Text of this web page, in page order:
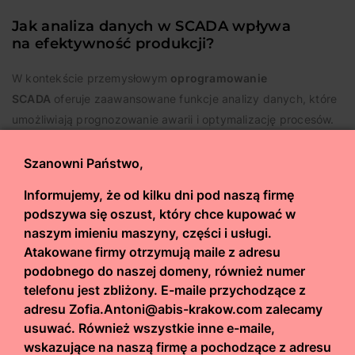
Jak analiza danych w SCADA wpływa
na efektywność produkcji?
W kontekście przemysłowym oprogramowanie
SCADA oferuje zaawansowane funkcje analizy danych, które
umożliwiają prognozowanie awarii i optymalizację procesów.
mogą podejmować lepsze decyzje dotyczące konserwacji
przestojów oraz obniżenia kosztów eksploatacji. W efekcie
produkcja staje się bardziej efektywna i rentowna. Analiza
danych w SCADA wpływa także na monitorowanie wydajności
maszyn oraz linii produkcyjnych.
Przemysłowe
oprogramowanie SCADA
zbiera informacje
o pracy urządzeń, co pozwala na identyfikację problemów
oraz wdrożenie odpowiednich działań naprawczych. Dzięki
temu przedsiębiorstwa mogą utrzymać wysoką jakość
Szanowni Państwo,
Informujemy, że od kilku dni pod naszą firmę
podszywa się oszust, który chce kupować w
naszym imieniu maszyny, części i usługi.
Atakowane firmy otrzymują maile z adresu
podobnego do naszej domeny, również numer
telefonu jest zbliżony. E-maile przychodzące z
adresu Zofia.Antoni@abis-krakow.com zalecamy
usuwać. Również wszystkie inne e-maile,
wskazujące na naszą firmę a pochodzące z adresu